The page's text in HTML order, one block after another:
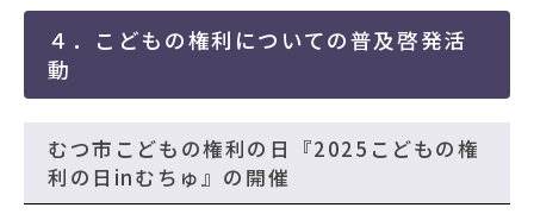
４．こどもの権利についての普及啓発活
動
むつ市こどもの権利の日『2025こどもの権
利の日inむちゅ』の開催